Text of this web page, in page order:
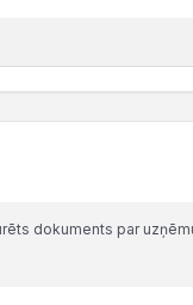
dokuments par